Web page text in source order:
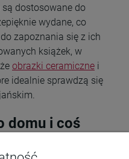
są dostosowane do
wydane, co
zapoznania się z ich
książek, w
obrazki ceramiczne i
idealnie sprawdzą się
domu i coś